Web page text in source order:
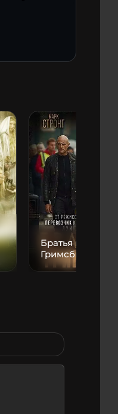
Братья из
Гримсби